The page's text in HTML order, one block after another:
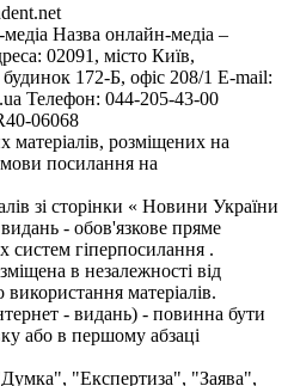
Назва онлайн-медіа –
02091, місто Київ,
172-Б, офіс 208/1 E-mail:
Телефон: 044-205-43-00
06068
матеріалів, розміщених на
посилання на
зі сторінки « Новини України
видань - обов'язкове пряме
систем гіперпосилання .
в незалежності від
матеріалів.
- видань) - повинна бути
або в першому абзаці
"Експертиза", "Заява",